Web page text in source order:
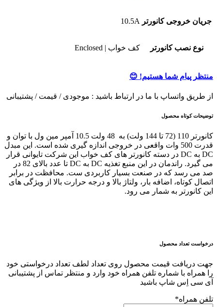
جریان خروجی کانورتر 10.5A
نوع نصب کانورتر کف خواب | Enclosed
منتظر پیام شما هستیم! 😊
از طریق واتساپ با ما در ارتباط باشید : موجودی / قیمت / پشتیبانی
توضیحات کوتاه محصول
کانورتر 110 (72 تا 144 ولت) به 48 ولت 10.5 آمپر مین ول با توان و
قدرت 500 وات واقعی در خروجی اندازه گیری شده است. این مبدل
DC به DC در دسته کانورتر های کف خواب این شرکت تایوانی قرار
می گیرد. راندمان در این منبع تغذیه DC به DC تا عدد بالای 82 در
صد می رسد که در صنعت بسیار کاربردی ست. محافظت در برابر
اتصال کوتاه، اضافه بار، ولتاژ بالا و درجه حرارت بالا از ویژگی های
این کانورتر به شمار می رود.
درخواست تعداد محصول
جهت دریافت قیمت محصول روی تعداد لطف تعداد درخواستی خود
را همراه با شماره تلفن همراه خود وارد و منتظر تماس از پشتیبانی
آی سی اِس شاپ باشید
تلفن همراه*